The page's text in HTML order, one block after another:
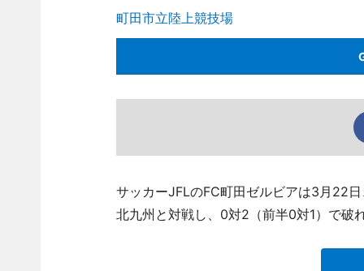
町田市立陸上競技場
サッカーJFLのFC町田ゼルビアは3月22
北九州と対戦し、0対2（前半0対1）で破